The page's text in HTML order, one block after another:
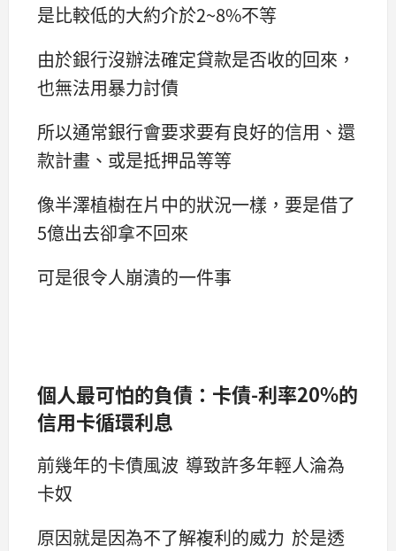
是比較低的大約介於2~8%不等
由於銀行沒辦法確定貸款是否收的回來，
也無法用暴力討債
所以通常銀行會要求要有良好的信用、還
款計畫、或是抵押品等等
像半澤植樹在片中的狀況一樣，要是借了
5億出去卻拿不回來
可是很令人崩潰的一件事
個人最可怕的負債：卡債-利率20%的
信用卡循環利息
前幾年的卡債風波 導致許多年輕人淪為
卡奴
原因就是因為不了解複利的威力 於是透